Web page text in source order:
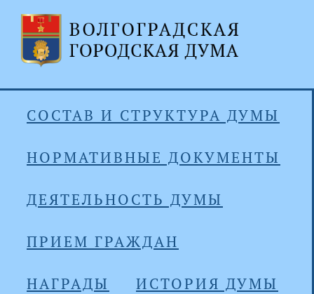
СОСТАВ И СТРУКТУРА ДУМЫ
НОРМАТИВНЫЕ ДОКУМЕНТЫ
ДЕЯТЕЛЬНОСТЬ ДУМЫ
ПРИЕМ ГРАЖДАН
НАГРАДЫ ИСТОРИЯ ДУМЫ